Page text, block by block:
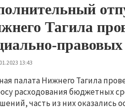
Тагила
13:43
палата Нижнего Тагила
расходования бюджетных
часть из них оказались